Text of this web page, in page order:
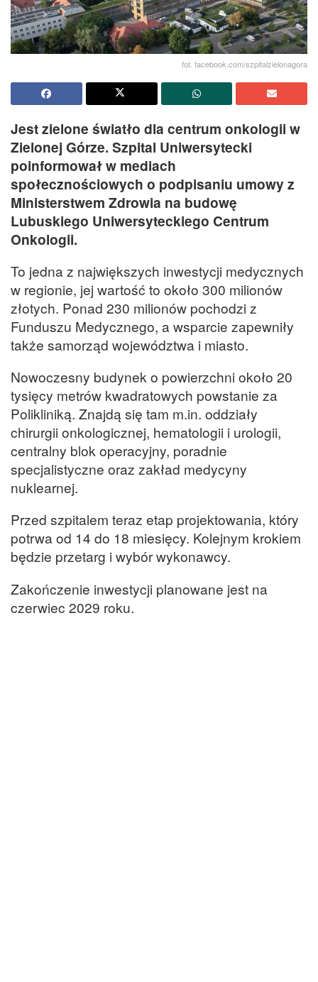
fot. facebook.com/szpitalzielonagora
Jest zielone światło dla centrum onkologii w
Zielonej Górze. Szpital Uniwersytecki
poinformował w mediach
społecznościowych o podpisaniu umowy z
Ministerstwem Zdrowia na budowę
Lubuskiego Uniwersyteckiego Centrum
Onkologii.
To jedna z największych inwestycji medycznych
w regionie, jej wartość to około 300 milionów
złotych. Ponad 230 milionów pochodzi z
Funduszu Medycznego, a wsparcie zapewniły
także samorząd województwa i miasto.
Nowoczesny budynek o powierzchni około 20
tysięcy metrów kwadratowych powstanie za
Polikliniką. Znajdą się tam m.in. oddziały
chirurgii onkologicznej, hematologii i urologii,
centralny blok operacyjny, poradnie
specjalistyczne oraz zakład medycyny
nuklearnej.
Przed szpitalem teraz etap projektowania, który
potrwa od 14 do 18 miesięcy. Kolejnym krokiem
będzie przetarg i wybór wykonawcy.
Zakończenie inwestycji planowane jest na
czerwiec 2029 roku.